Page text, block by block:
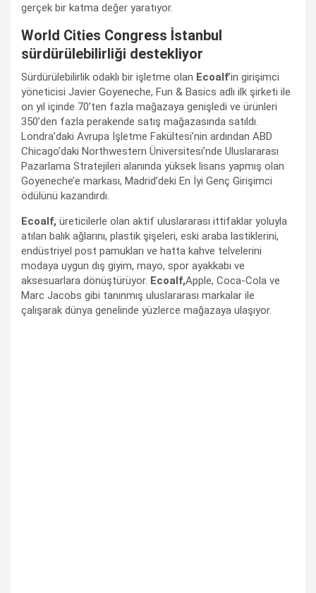
gerçek bir katma değer yaratıyor.
World Cities Congress İstanbul
sürdürülebilirliği destekliyor
Sürdürülebilirlik odaklı bir işletme olan Ecoalf’in girişimci
yöneticisi Javier Goyeneche, Fun & Basics adlı ilk şirketi ile
on yıl içinde 70’ten fazla mağazaya genişledi ve ürünleri
350’den fazla perakende satış mağazasında satıldı.
Londra’daki Avrupa İşletme Fakültesi’nin ardından ABD
Chicago’daki Northwestern Üniversitesi’nde Uluslararası
Pazarlama Stratejileri alanında yüksek lisans yapmış olan
Goyeneche’e markası, Madrid’deki En İyi Genç Girişimci
ödülünü kazandırdı.
Ecoalf, üreticilerle olan aktif uluslararası ittifaklar yoluyla
atılan balık ağlarını, plastik şişeleri, eski araba lastiklerini,
endüstriyel post pamukları ve hatta kahve telvelerini
modaya uygun dış giyim, mayo, spor ayakkabı ve
aksesuarlara dönüştürüyor. Ecoalf,Apple, Coca-Cola ve
Marc Jacobs gibi tanınmış uluslararası markalar ile
çalışarak dünya genelinde yüzlerce mağazaya ulaşıyor.